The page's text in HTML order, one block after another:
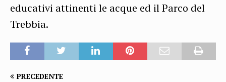
educativi attinenti le acque ed il Parco del
Trebbia.
PRECEDENTE